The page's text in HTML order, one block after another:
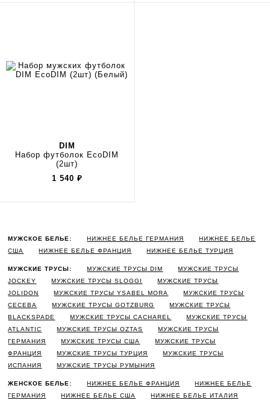
DIM
Набор футболок EcoDIM
(2шт)
1 540 ₽
МУЖСКОЕ БЕЛЬЕ: НИЖНЕЕ БЕЛЬЕ ГЕРМАНИЯ
НИЖНЕЕ БЕЛЬЕ
США
НИЖНЕЕ БЕЛЬЕ ФРАНЦИЯ НИЖНЕЕ БЕЛЬЕ ТУРЦИЯ
МУЖСКИЕ ТРУСЫ: МУЖСКИЕ ТРУСЫ DIM
МУЖСКИЕ ТРУСЫ
JOCKEY
МУЖСКИЕ ТРУСЫ SLOGGI
МУЖСКИЕ ТРУСЫ
JOLIDON
МУЖСКИЕ ТРУСЫ YSABEL MORA
МУЖСКИЕ ТРУСЫ
CECEBA
МУЖСКИЕ ТРУСЫ GOTZBURG
МУЖСКИЕ ТРУСЫ
BLACKSPADE
МУЖСКИЕ ТРУСЫ CACHAREL
МУЖСКИЕ ТРУСЫ
ATLANTIC
МУЖСКИЕ ТРУСЫ OZTAS
МУЖСКИЕ ТРУСЫ
ГЕРМАНИЯ
МУЖСКИЕ ТРУСЫ США
МУЖСКИЕ ТРУСЫ
ФРАНЦИЯ
МУЖСКИЕ ТРУСЫ ТУРЦИЯ
МУЖСКИЕ ТРУСЫ
ИСПАНИЯ
МУЖСКИЕ ТРУСЫ РУМЫНИЯ
ЖЕНСКОЕ БЕЛЬЕ: НИЖНЕЕ БЕЛЬЕ ФРАНЦИЯ
НИЖНЕЕ БЕЛЬЕ
ГЕРМАНИЯ
НИЖНЕЕ БЕЛЬЕ США
НИЖНЕЕ БЕЛЬЕ ИТАЛИЯ